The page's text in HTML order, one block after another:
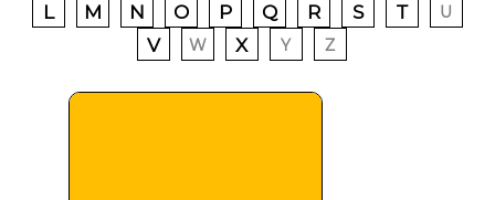
L
M N O P Q R S T U
V W X Y Z